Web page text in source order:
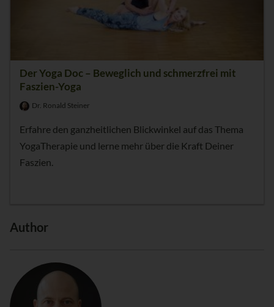
Der Yoga Doc – Beweglich und schmerzfrei mit
Faszien-Yoga
Dr. Ronald Steiner
Erfahre den ganzheitlichen Blickwinkel auf das Thema
YogaTherapie und lerne mehr über die Kraft Deiner
Faszien.
Author